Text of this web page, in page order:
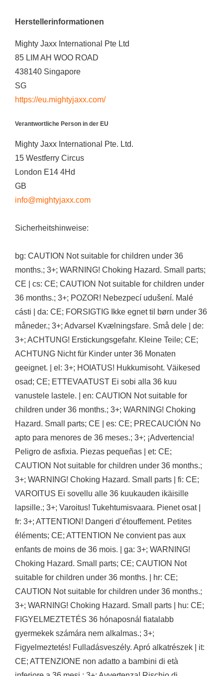
Herstellerinformationen
Mighty Jaxx International Pte Ltd
85 LIM AH WOO ROAD
438140 Singapore
SG
https://eu.mightyjaxx.com/
Verantwortliche Person in der EU
Mighty Jaxx International Pte. Ltd.
15 Westferry Circus
London E14 4Hd
GB
info@mightyjaxx.com
Sicherheitshinweise:
bg: CAUTION Not suitable for children under 36
months.; 3+; WARNING! Choking Hazard. Small parts;
CE | cs: CE; CAUTION Not suitable for children under
36 months.; 3+; POZOR! Nebezpecí udušení. Malé
cásti | da: CE; FORSIGTIG Ikke egnet til børn under 36
måneder.; 3+; Advarsel Kvælningsfare. Små dele | de:
3+; ACHTUNG! Erstickungsgefahr. Kleine Teile; CE;
ACHTUNG Nicht für Kinder unter 36 Monaten
geeignet. | el: 3+; HOIATUS! Hukkumisoht. Väikesed
osad; CE; ETTEVAATUST Ei sobi alla 36 kuu
vanustele lastele. | en: CAUTION Not suitable for
children under 36 months.; 3+; WARNING! Choking
Hazard. Small parts; CE | es: CE; PRECAUCIÓN No
apto para menores de 36 meses.; 3+; ¡Advertencia!
Peligro de asfixia. Piezas pequeñas | et: CE;
CAUTION Not suitable for children under 36 months.;
3+; WARNING! Choking Hazard. Small parts | fi: CE;
VAROITUS Ei sovellu alle 36 kuukauden ikäisille
lapsille.; 3+; Varoitus! Tukehtumisvaara. Pienet osat |
fr: 3+; ATTENTION! Dangeri d’étouffement. Petites
éléments; CE; ATTENTION Ne convient pas aux
enfants de moins de 36 mois. | ga: 3+; WARNING!
Choking Hazard. Small parts; CE; CAUTION Not
suitable for children under 36 months. | hr: CE;
CAUTION Not suitable for children under 36 months.;
3+; WARNING! Choking Hazard. Small parts | hu: CE;
FIGYELMEZTETÉS 36 hónaposnál fiatalabb
gyermekek számára nem alkalmas.; 3+;
Figyelmeztetés! Fulladásveszély. Apró alkatrészek | it:
CE; ATTENZIONE non adatto a bambini di età